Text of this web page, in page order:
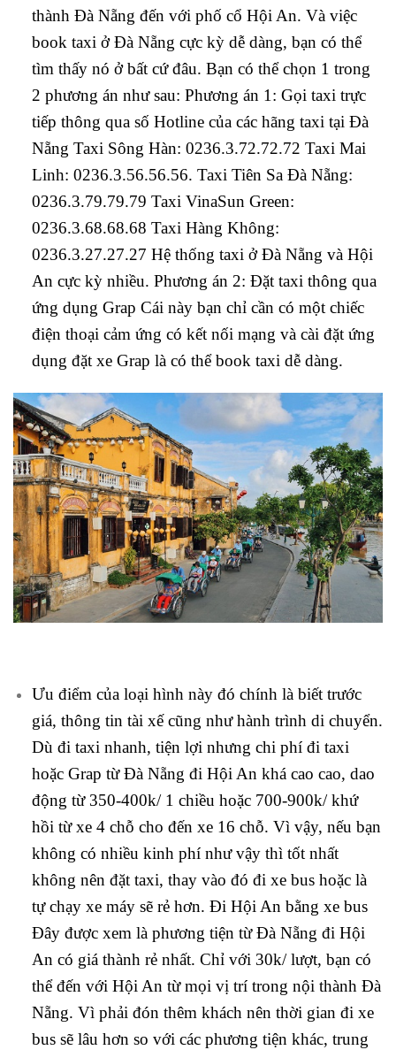
thành Đà Nẵng đến với phố cổ Hội An. Và việc
book taxi ở Đà Nẵng cực kỳ dễ dàng, bạn có thể
tìm thấy nó ở bất cứ đâu. Bạn có thể chọn 1 trong
2 phương án như sau: Phương án 1: Gọi taxi trực
tiếp thông qua số Hotline của các hãng taxi tại Đà
Nẵng Taxi Sông Hàn: 0236.3.72.72.72 Taxi Mai
Linh: 0236.3.56.56.56. Taxi Tiên Sa Đà Nẵng:
0236.3.79.79.79 Taxi VinaSun Green:
0236.3.68.68.68 Taxi Hàng Không:
0236.3.27.27.27 Hệ thống taxi ở Đà Nẵng và Hội
An cực kỳ nhiều. Phương án 2: Đặt taxi thông qua
ứng dụng Grap Cái này bạn chỉ cần có một chiếc
điện thoại cảm ứng có kết nối mạng và cài đặt ứng
dụng đặt xe Grap là có thể book taxi dễ dàng.
Ưu điểm của loại hình này đó chính là biết trước
giá, thông tin tài xế cũng như hành trình di chuyển.
Dù đi taxi nhanh, tiện lợi nhưng chi phí đi taxi
hoặc Grap từ Đà Nẵng đi Hội An khá cao cao, dao
động từ 350-400k/ 1 chiều hoặc 700-900k/ khứ
hồi từ xe 4 chỗ cho đến xe 16 chỗ. Vì vậy, nếu bạn
không có nhiều kinh phí như vậy thì tốt nhất
không nên đặt taxi, thay vào đó đi xe bus hoặc là
tự chạy xe máy sẽ rẻ hơn. Đi Hội An bằng xe bus
Đây được xem là phương tiện từ Đà Nẵng đi Hội
An có giá thành rẻ nhất. Chỉ với 30k/ lượt, bạn có
thể đến với Hội An từ mọi vị trí trong nội thành Đà
Nẵng. Vì phải đón thêm khách nên thời gian đi xe
bus sẽ lâu hơn so với các phương tiện khác, trung